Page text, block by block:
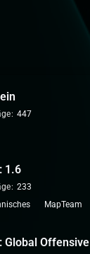
447
1.6
233
MapTeam
Global Offensive